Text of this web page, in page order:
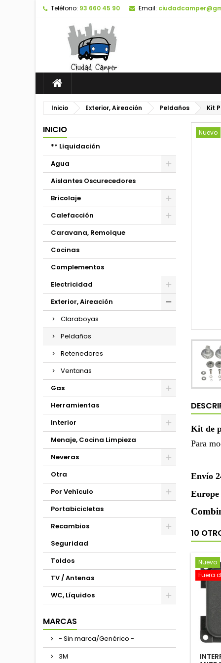
Teléfono: 93 660 45 90 Email:
Inicio Exterior, Aireación Peldaños Kit
INICIO
** Liquidación
Agua
Aislantes Oscurecedores
Bricolaje
Calefacción
Caravana, Remolque
Cocinas
Complementos
Electricidad
Exterior, Aireación
Claraboyas
Peldaños
Retenedores
Ventanas
Gas
Herramientas
Interior
Menaje, Cocina Limpieza
Neveras
Otra
Por Vehículo
Portabicicletas
Recambios
Seguridad
Toldos
TV / Antenas
WC, Líquidos
MARCAS
- Sin marca/Genérico -
3M
Nuevo
Kit de
Para
Envío
Europe
10
Nuevo
Fuera